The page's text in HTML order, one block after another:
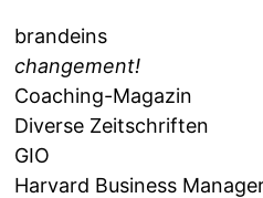
brandeins
changement!
Coaching-Magazin
Diverse Zeitschriften
GIO
Harvard Business